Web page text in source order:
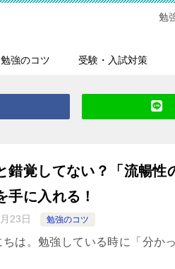
勉
勉強のコツ 受験・入試対策
錯覚してない？「流暢性
手に入れる！
23日 勉強のコツ
ちは。勉強している時に「分か